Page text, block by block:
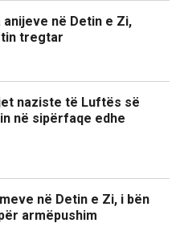
në Detin e Zi,
tregtar
naziste të Luftës së
në sipërfaqe edhe
në Detin e Zi, i bën
armëpushim